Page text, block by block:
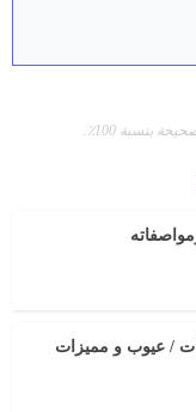
بنسبة 100٪.